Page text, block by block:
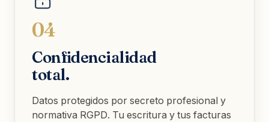
04
Confidencialidad
total.
Datos protegidos por secreto profesional y
normativa RGPD. Tu escritura y tus facturas